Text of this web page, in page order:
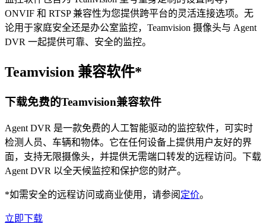
ONVIF 和 RTSP 兼容性为您提供跨平台的灵活连接选项。无
论用于家庭安全还是办公室监控，Teamvision 摄像头与 Agent
DVR 一起提供可靠、安全的监控。
Teamvision 兼容软件*
下载免费的Teamvision兼容软件
Agent DVR 是一款免费的人工智能驱动的监控软件，可实时
检测人员、车辆和物体。它在任何设备上提供用户友好的界
面，支持无限摄像头，并提供无需端口转发的远程访问。下载
Agent DVR 以全天候监控和保护您的财产。
*如需安全的远程访问或商业使用，请参阅 定价。
立即下载